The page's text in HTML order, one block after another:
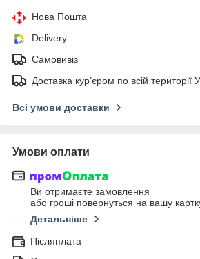
Нова Пошта
Delivery
Самовивіз
Доставка кур’єром по всій території
Всі умови доставки
Умови оплати
Ви отримаєте замовлення
або гроші повернуться на вашу
Детальніше
Післяплата